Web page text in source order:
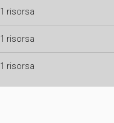
1 risorsa
1 risorsa
1 risorsa